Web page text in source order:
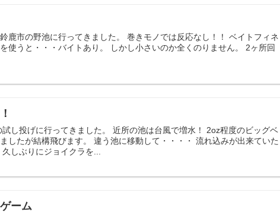
鹿市の野池に行ってきました。 巻きモノでは反応なし！！ ベイトフィネ
使うと・・・バイトあり。 しかし小さいのか全くのりません。 2ヶ所回
試し投げに行ってきました。 近所の池は台風で増水！ 2oz程度のビッグベ
したが結構飛びます。 違う池に移動して・・・・ 流れ込みが出来ていた
しぶりにジョイクラを...
ーム